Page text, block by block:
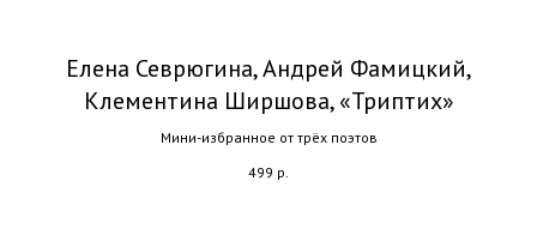
Елена Севрюгина, Андрей Фамицкий,
Клементина Ширшова, «Триптих»
Мини-избранное от трёх поэтов
499 р.